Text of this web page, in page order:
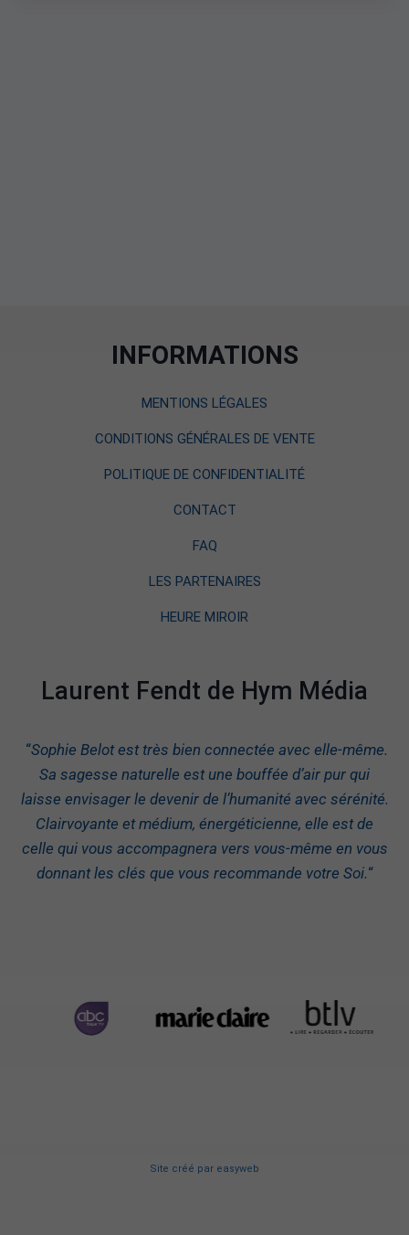
INFORMATIONS
MENTIONS LÉGALES
CONDITIONS GÉNÉRALES DE VENTE
POLITIQUE DE CONFIDENTIALITÉ
CONTACT
FAQ
LES PARTENAIRES
HEURE MIROIR
Laurent Fendt de Hym Média
“Sophie Belot est très bien connectée avec elle-même.
Sa sagesse naturelle est une bouffée d’air pur qui
laisse envisager le devenir de l’humanité avec sérénité.
Clairvoyante et médium, énergéticienne, elle est de
celle qui vous accompagnera vers vous-même en vous
donnant les clés que vous recommande votre Soi.“
Site créé par easyweb